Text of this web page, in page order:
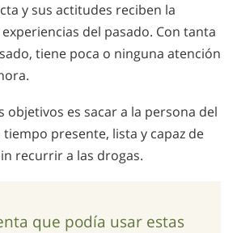
y sus actitudes reciben la
del pasado. Con tanta
tiene poca o ninguna atención
objetivos es sacar a la persona del
presente, lista y capaz de
recurrir a las drogas.
que podía usar estas